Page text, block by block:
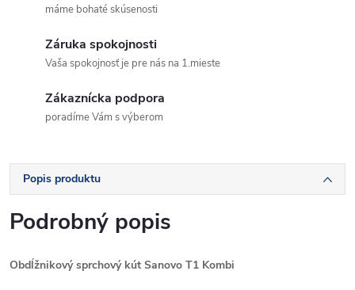
máme bohaté skúsenosti
Záruka spokojnosti
Vaša spokojnosť je pre nás na 1.mieste
Zákaznícka podpora
poradíme Vám s výberom
Popis produktu
Podrobný popis
Obdĺžnikový sprchový kút Sanovo T1 Kombi